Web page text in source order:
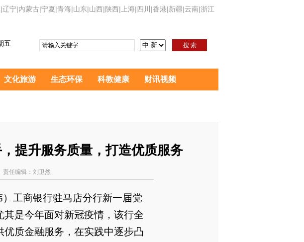
|辽宁|内蒙古|宁夏|青海|山东|山西|陕西| 上海|四川 |香港|新疆|云南|浙江
五 搜 索
文化旅游 生态环保 科教健康 财讯视频
提升服务质量，打造优质服务
任编辑：刘卫然
工商银行驻马店分行新一届党
是今年面对新冠疫情，该行全
质金融服务，在实践中逐步凸